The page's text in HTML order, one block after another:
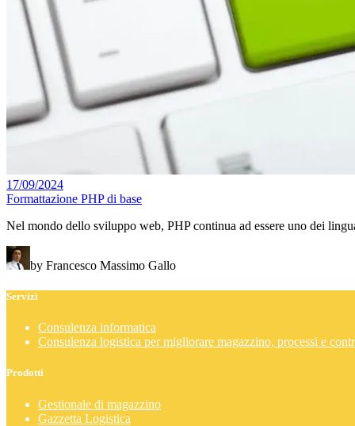
17/09/2024
Formattazione PHP di base
Nel mondo dello sviluppo web, PHP continua ad essere uno dei
by Francesco Massimo Gallo
Servizi
Consulenza informatica
Consulenza logistica per migliorare magazzino, processi e
Prodotti
Gestionale di magazzino
Gazzetta Logistica